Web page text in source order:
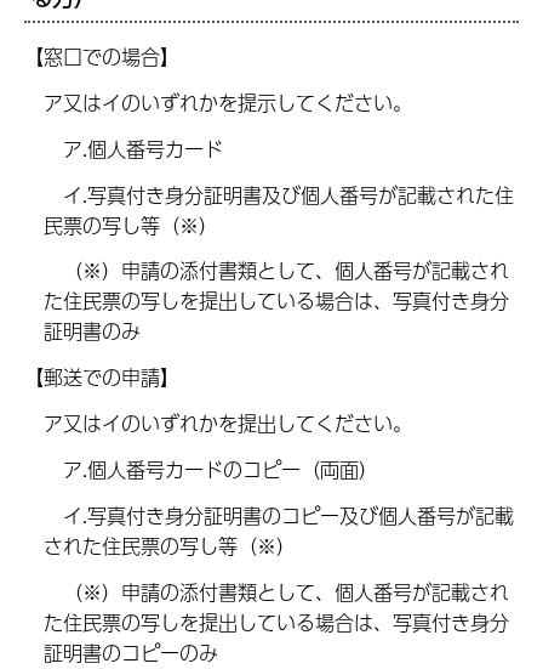
【窓口での場合】
ア又はイのいずれかを提示してください。
ア.個人番号カード
イ.写真付き身分証明書及び個人番号が記載された住
民票の写し等（※）
（※）申請の添付書類として、個人番号が記載され
た住民票の写しを提出している場合は、写真付き身分
証明書のみ
【郵送での申請】
ア又はイのいずれかを提出してください。
ア.個人番号カードのコピー（両面）
イ.写真付き身分証明書のコピー及び個人番号が記載
された住民票の写し等（※）
（※）申請の添付書類として、個人番号が記載され
た住民票の写しを提出している場合は、写真付き身分
証明書のコピーのみ